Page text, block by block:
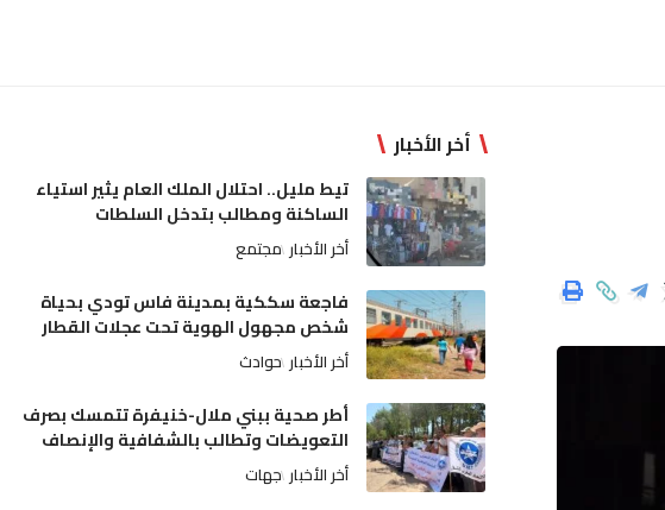
أخر الأخبار
تيط مليل.. احتلال الملك العام يثير استياء
الساكنة ومطالب بتدخل السلطات
أخر الأخبار مجتمع
فاجعة سككية بمدينة فاس تودي بحياة
شخص مجهول الهوية تحت عجلات القطار
أخر الأخبار حوادث
أطر صحية ببني ملال-خنيفرة تتمسك بصرف
التعويضات وتطالب بالشفافية والإنصاف
أخر الأخبار جهات